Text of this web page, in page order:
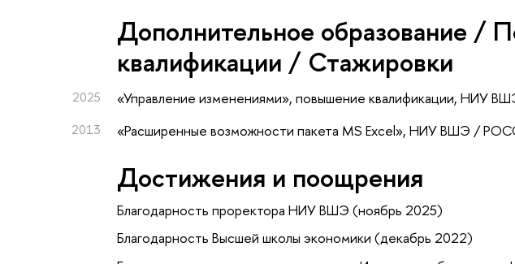
Дополнительное образование /
квалификации / Стажировки
2025 «Управление изменениями», повышение квалификации, НИУ
2013 «Расширенные возможности пакета MS Excel», НИУ ВШЭ /
Достижения и поощрения
Благодарность проректора НИУ ВШЭ (ноябрь 2025)
Благодарность Высшей школы экономики (декабрь 2022)